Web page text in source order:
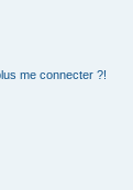
me connecter ?!